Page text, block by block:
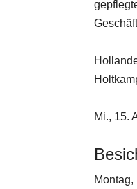
Mi., 15.